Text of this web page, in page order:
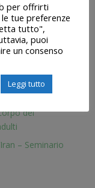
dei
– Seminario
per offrirti
tue preferenze
tutto",
puoi
un consenso
Leggi tutto